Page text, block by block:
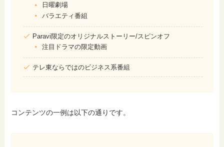
日曜劇場
バラエティ番組
Paravi限定のオリジナルストーリー/スピンオフ
注目ドラマの限定動画
テレ東ならではのビジネス系番組
コンテンツの一例は以下の通りです。